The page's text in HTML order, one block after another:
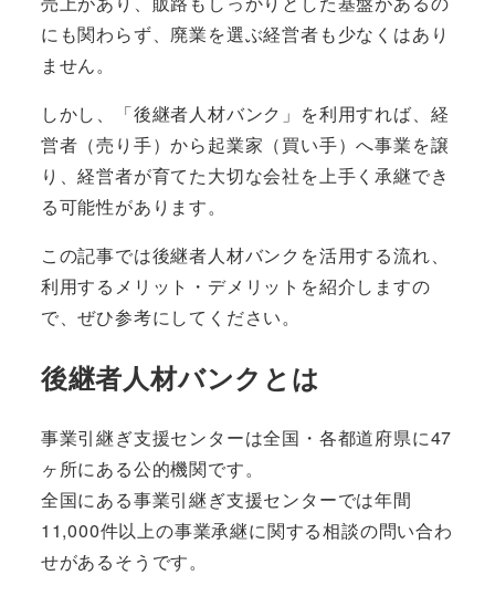
にも関わらず、廃業を選ぶ経営者も少なくはあり
ません。
しかし、
「後継者人材バンク」 を利用すれば、経
営者（売り手）から起業家（買い手）へ事業を譲
り、経営者が育てた大切な会社を上手く承継でき
る可能性があります。
この記事では後継者人材バンクを活用する流れ、
利用するメリット・デメリットを紹介しますの
で、ぜひ参考にしてください。
後継者人材バンクとは
事業引継ぎ支援センターは全国・各都道府県に47
ヶ所にある公的機関です。
全国にある事業引継ぎ支援センターでは年間
11,000件以上の事業承継に関する相談の問い合わ
せがあるそうです。